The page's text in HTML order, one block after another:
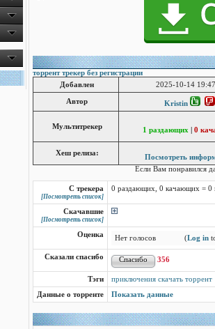
торрент трекер без регистрации
Добавлен
2025-10-14
Автор Kristin
Мультитрекер 1 раздающих 0
Хеш релиза:
Посмотреть
Если Вам понравился
С трекера
[Посмотреть список]
0 раздающих, 0 качающих = 0
Скачавшие
[Посмотреть список]
Оценка Нет голосов (Log in
Сказали спасибо 356
Тэги
приключения скачать торрент
Данные о торренте
Показать данные